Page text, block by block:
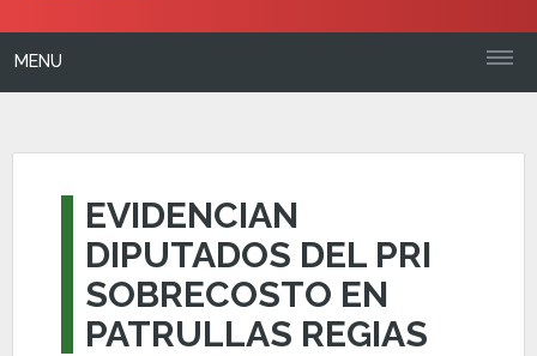
MENU
EVIDENCIAN
DIPUTADOS DEL PRI
SOBRECOSTO EN
PATRULLAS REGIAS